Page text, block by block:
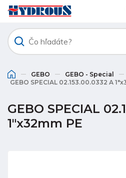
GEBO
GEBO - Special
GEBO SPECIAL 02.153.00.0332 A
GEBO SPECIAL
1"x32mm PE